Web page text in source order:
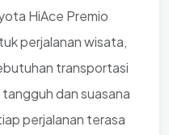
HiAce Premio
perjalanan wisata,
transportasi
dan suasana
perjalanan terasa